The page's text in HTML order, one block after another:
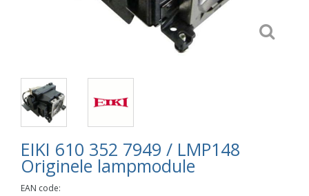
EIKI 610 352 7949 / LMP148
Originele lampmodule
EAN code: